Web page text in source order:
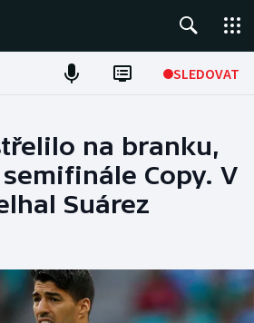
SLEDOVAT
na branku,
Copy. V
Suárez